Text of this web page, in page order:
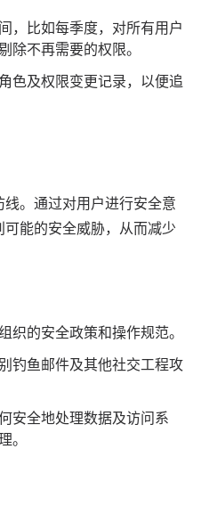
，比如每季度，对所有用户
除不再需要的权限。
色及权限变更记录，以便追
。通过对用户进行安全意
能的安全威胁，从而减少
织的安全政策和操作规范。
钓鱼邮件及其他社交工程攻
安全地处理数据及访问系
。